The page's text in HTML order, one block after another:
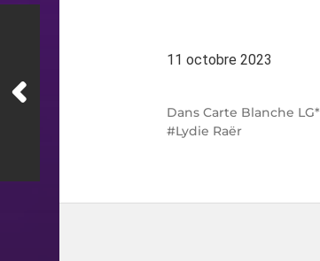
11 octobre 2023
DansCarte Blanche LG*
Lydie Raër